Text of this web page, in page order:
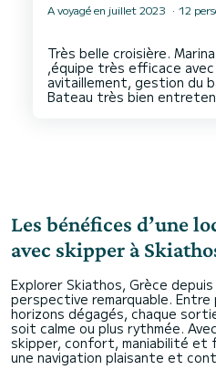
A voyagé en juillet 2023 12
Très belle croisière.
,équipe très efficace
avitaillement, gestion du
Les bénéfices d’une
avec skipper à
Explorer Skiathos, Grèce
perspective remarquable.
horizons dégagés, chaque
soit calme ou plus rythmée.
skipper, confort, maniabilité et
une navigation plaisante et